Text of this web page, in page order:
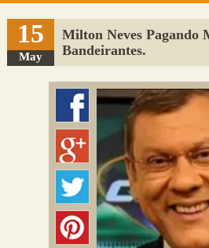
Sugerir Link
Adicionar Blog
Colmeia Exchange
15
May
Milton Neves Pagando
Bandeirantes.